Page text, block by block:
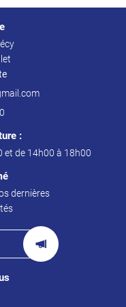
:
et de 14h00 à 18h00
dernières